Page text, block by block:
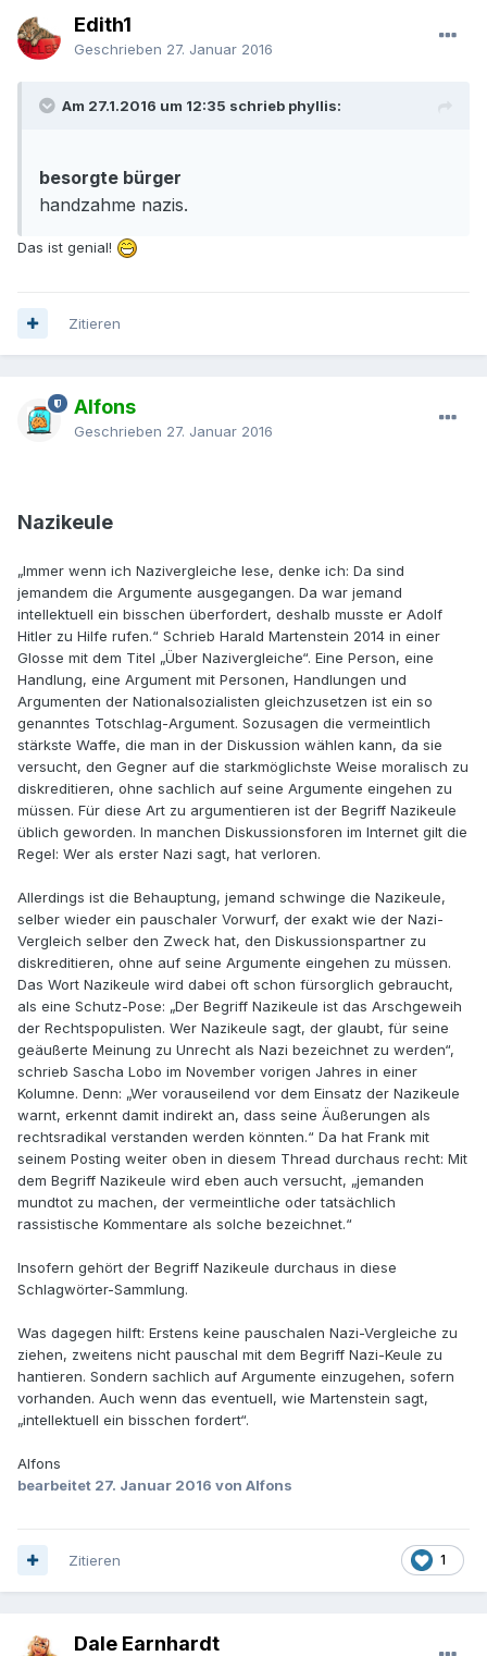
Edith1
Geschrieben 27. Januar 2016
Am 27.1.2016 um 12:35 schrieb phyllis:
besorgte bürger
handzahme nazis.
Das ist genial!
Zitieren
Alfons
Geschrieben 27. Januar 2016
Nazikeule
„Immer wenn ich Nazivergleiche lese, denke ich: Da sind
jemandem die Argumente ausgegangen. Da war jemand
intellektuell ein bisschen überfordert, deshalb musste er Adolf
Hitler zu Hilfe rufen.“ Schrieb Harald Martenstein 2014 in einer
Glosse mit dem Titel „Über Nazivergleiche“. Eine Person, eine
Handlung, eine Argument mit Personen, Handlungen und
Argumenten der Nationalsozialisten gleichzusetzen ist ein so
genanntes Totschlag-Argument. Sozusagen die vermeintlich
stärkste Waffe, die man in der Diskussion wählen kann, da sie
versucht, den Gegner auf die starkmöglichste Weise moralisch zu
diskreditieren, ohne sachlich auf seine Argumente eingehen zu
müssen. Für diese Art zu argumentieren ist der Begriff Nazikeule
üblich geworden. In manchen Diskussionsforen im Internet gilt die
Regel: Wer als erster Nazi sagt, hat verloren.
Allerdings ist die Behauptung, jemand schwinge die Nazikeule,
selber wieder ein pauschaler Vorwurf, der exakt wie der Nazi-
Vergleich selber den Zweck hat, den Diskussionspartner zu
diskreditieren, ohne auf seine Argumente eingehen zu müssen.
Das Wort Nazikeule wird dabei oft schon fürsorglich gebraucht,
als eine Schutz-Pose: „Der Begriff Nazikeule ist das Arschgeweih
der Rechtspopulisten. Wer Nazikeule sagt, der glaubt, für seine
geäußerte Meinung zu Unrecht als Nazi bezeichnet zu werden“,
schrieb Sascha Lobo im November vorigen Jahres in einer
Kolumne. Denn: „Wer vorauseilend vor dem Einsatz der Nazikeule
warnt, erkennt damit indirekt an, dass seine Äußerungen als
rechtsradikal verstanden werden könnten.“ Da hat Frank mit
seinem Posting weiter oben in diesem Thread durchaus recht: Mit
dem Begriff Nazikeule wird eben auch versucht, „jemanden
mundtot zu machen, der vermeintliche oder tatsächlich
rassistische Kommentare als solche bezeichnet.“
Insofern gehört der Begriff Nazikeule durchaus in diese
Schlagwörter-Sammlung.
Was dagegen hilft: Erstens keine pauschalen Nazi-Vergleiche zu
ziehen, zweitens nicht pauschal mit dem Begriff Nazi-Keule zu
hantieren. Sondern sachlich auf Argumente einzugehen, sofern
vorhanden. Auch wenn das eventuell, wie Martenstein sagt,
„intellektuell ein bisschen fordert“.
Alfons
bearbeitet 27. Januar 2016 von Alfons
1
Zitieren
Dale Earnhardt